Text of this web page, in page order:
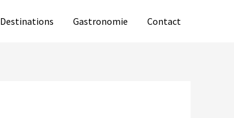
Destinations Gastronomie Contact